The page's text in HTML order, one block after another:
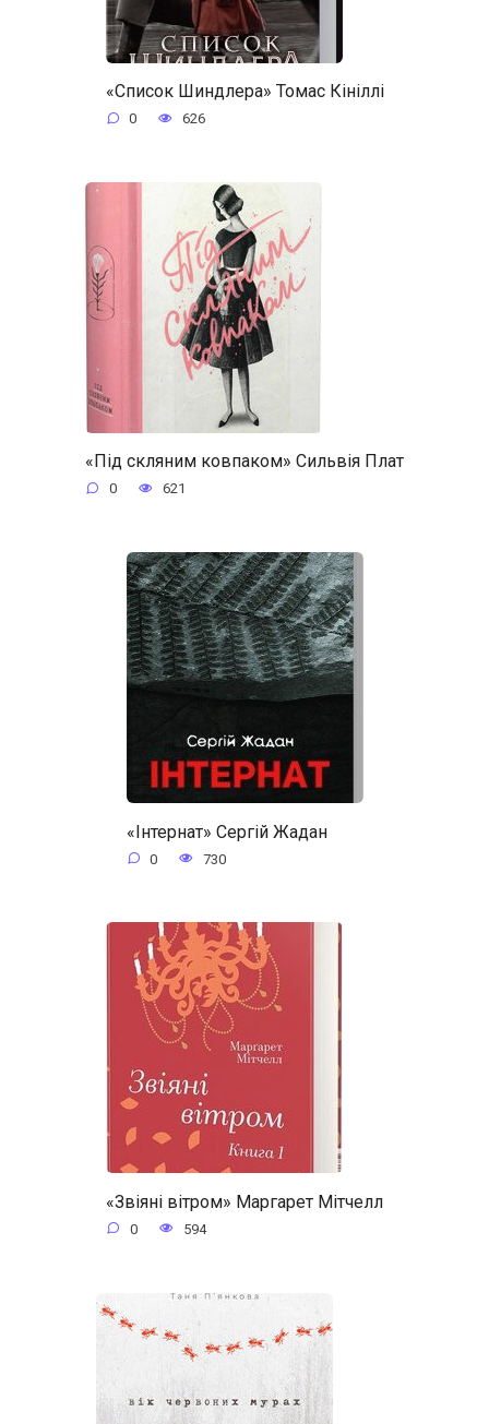
«Список Шиндлера» Томас Кініллі
0 626
«Під скляним ковпаком» Сильвія Плат
0 621
«Інтернат» Сергій Жадан
0 730
«Звіяні вітром» Маргарет Мітчелл
0 594